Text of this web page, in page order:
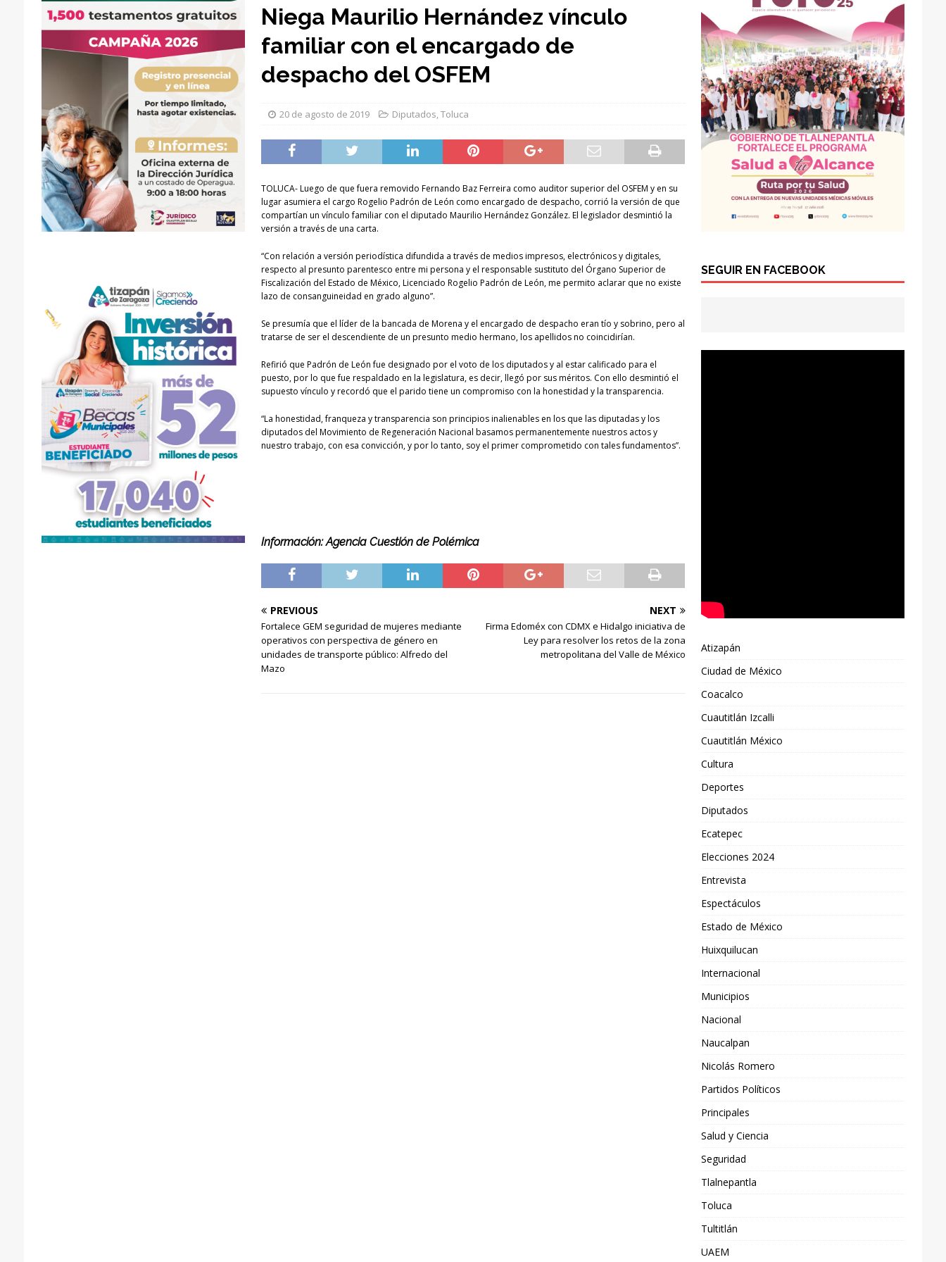
Niega Maurilio Hernández vínculo
familiar con el encargado de
despacho del OSFEM
20 de agosto de 2019 Diputados,Toluca
TOLUCA- Luego de que fuera removido Fernando Baz Ferreira como auditor superior del OSFEM y en su
lugar asumiera el cargo Rogelio Padrón de León como encargado de despacho, corrió la versión de que
compartían un vínculo familiar con el diputado Maurilio Hernández González. El legislador desmintió la
versión a través de una carta.
“Con relación a versión periodística difundida a través de medios impresos, electrónicos y digitales,
respecto al presunto parentesco entre mi persona y el responsable sustituto del Órgano Superior de
Fiscalización del Estado de México, Licenciado Rogelio Padrón de León, me permito aclarar que no existe
lazo de consanguineidad en grado alguno”.
Se presumía que el líder de la bancada de Morena y el encargado de despacho eran tío y sobrino, pero al
tratarse de ser el descendiente de un presunto medio hermano, los apellidos no coincidirían.
Refirió que Padrón de León fue designado por el voto de los diputados y al estar calificado para el
puesto, por lo que fue respaldado en la legislatura, es decir, llegó por sus méritos. Con ello desmintió el
supuesto vínculo y recordó que el parido tiene un compromiso con la honestidad y la transparencia.
“La honestidad, franqueza y transparencia son principios inalienables en los que las diputadas y los
diputados del Movimiento de Regeneración Nacional basamos permanentemente nuestros actos y
nuestro trabajo, con esa convicción, y por lo tanto, soy el primer comprometido con tales fundamentos”.
Información: Agencia Cuestión de Polémica
PREVIOUS
Fortalece GEM seguridad de mujeres mediante
operativos con perspectiva de género en
unidades de transporte público: Alfredo del
Mazo
NEXT
Firma Edoméx con CDMX e Hidalgo iniciativa de
Ley para resolver los retos de la zona
metropolitana del Valle de México
SEGUIR EN FACEBOOK
Atizapán
Ciudad de México
Coacalco
Cuautitlán Izcalli
Cuautitlán México
Cultura
Deportes
Diputados
Ecatepec
Elecciones 2024
Entrevista
Espectáculos
Estado de México
Huixquilucan
Internacional
Municipios
Nacional
Naucalpan
Nicolás Romero
Partidos Políticos
Principales
Salud y Ciencia
Seguridad
Tlalnepantla
Toluca
Tultitlán
UAEM